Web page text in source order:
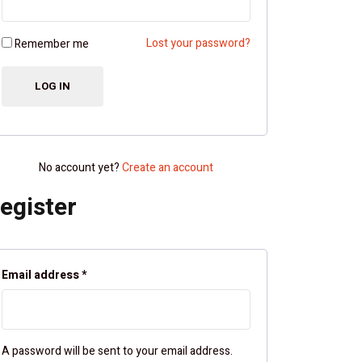
Remember me Lost your password?
No account yet?Create an account
Email address*
A password will be sent to your email address.